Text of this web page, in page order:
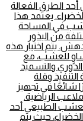
الطرق الفعالة
يعتمد هذا
في المساحة
من البذور
يتم اختيار هذه
للعشب، مع
الدوري والتسميد
وقلة
شائعًا في تجهيز
الرياضية.
الطبيعي أحد
حيث يتم